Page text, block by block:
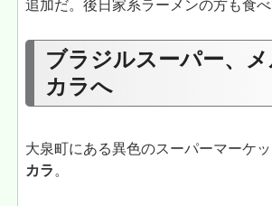
追加だ。後日家系ラーメンの方も食べ
ブラジルスーパー、
カラへ
大泉町にある異色のスーパーマーケッ
カラ 。